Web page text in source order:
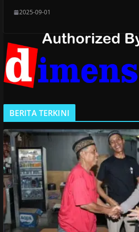
2025-09-01
BERITA TERKINI